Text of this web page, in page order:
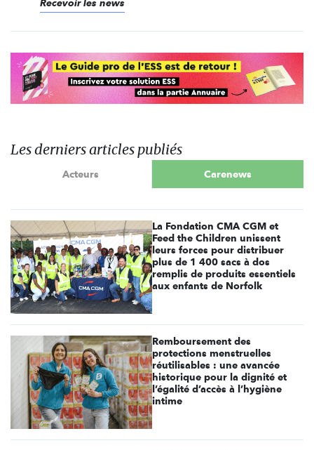
Recevoir les news
Les derniers articles publiés
Acteurs Carenews
La Fondation CMA CGM et
Feed the Children unissent
leurs forces pour distribuer
plus de 1 400 sacs à dos
remplis de produits essentiels
aux enfants de Norfolk
Remboursement des
protections menstruelles
réutilisables : une avancée
historique pour la dignité et
l’égalité d’accès à l’hygiène
intime